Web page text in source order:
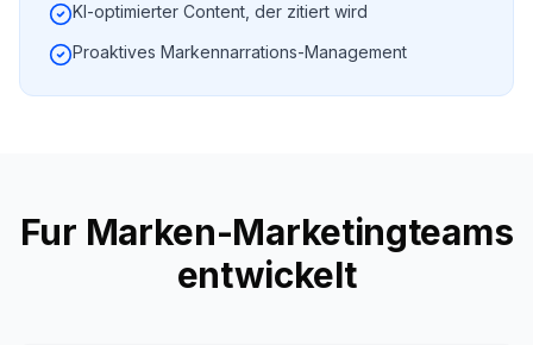
KI-optimierter Content, der zitiert wird
Proaktives Markennarrations-Management
Fur Marken-Marketingteams
entwickelt